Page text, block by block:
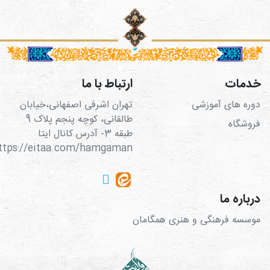
خدمات
دوره های آموزشی
فروشگاه
ارتباط با ما
تهران اشرفی اصفهانی،خیابان
طالقانی، کوچه پنجم پلاک 9
طبقه 3- آدرس کانال ایتا
https://eitaa.com/hamgaman
درباره ما
موسسه فرهنگی و هنری همگامان